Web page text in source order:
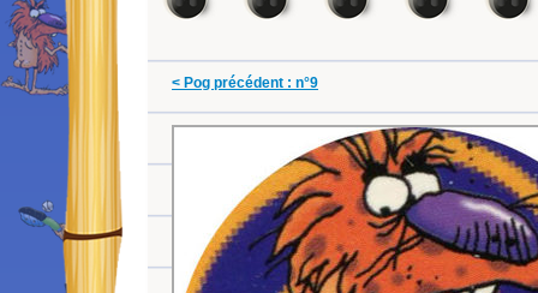
< Pog précédent : n°9